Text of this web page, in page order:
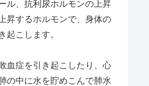
ル、抗利尿ホルモンの上昇
昇するホルモンで、身体の
起こします。
血症を引き起こしたり、心
の中に水を貯めこんで肺水